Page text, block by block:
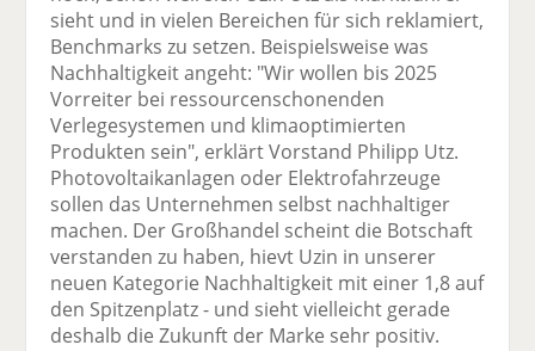
sieht und in vielen Bereichen für sich reklamiert,
Benchmarks zu setzen. Beispielsweise was
Nachhaltigkeit angeht: "Wir wollen bis 2025
Vorreiter bei ressourcenschonenden
Verlegesystemen und klimaoptimierten
Produkten sein", erklärt Vorstand Philipp Utz.
Photovoltaikanlagen oder Elektrofahrzeuge
sollen das Unternehmen selbst nachhaltiger
machen. Der Großhandel scheint die Botschaft
verstanden zu haben, hievt Uzin in unserer
neuen Kategorie Nachhaltigkeit mit einer 1,8 auf
den Spitzenplatz - und sieht vielleicht gerade
deshalb die Zukunft der Marke sehr positiv.